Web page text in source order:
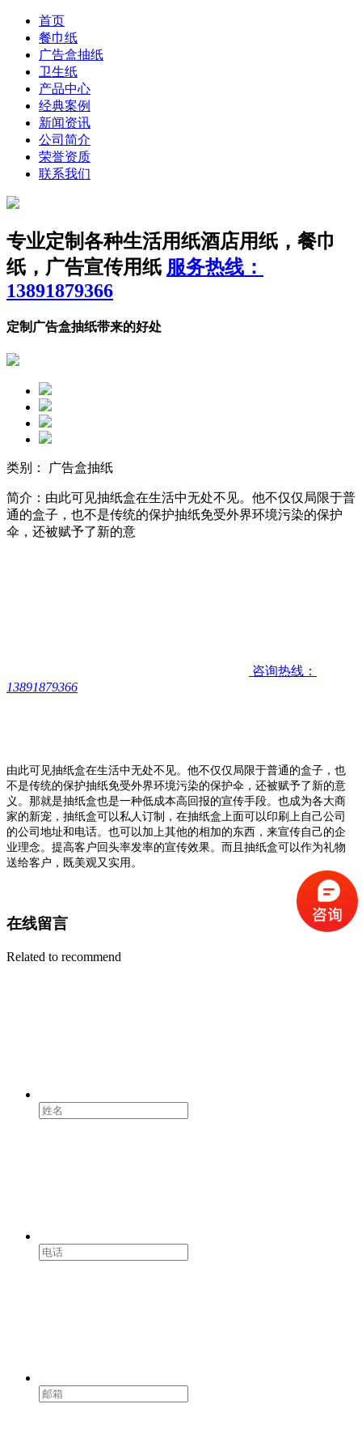
首页
餐巾纸
广告盒抽纸
卫生纸
产品中心
经典案例
新闻资讯
公司简介
荣誉资质
联系我们
专业定制各种生活用纸酒店用纸，餐巾
纸，广告宣传用纸 服务热线：
13891879366
定制广告盒抽纸带来的好处
类别： 广告盒抽纸
简介：由此可见抽纸盒在生活中无处不见。他不仅仅局限于普
通的盒子，也不是传统的保护抽纸免受外界环境污染的保护
伞，还被赋予了新的意
咨询热线：
13891879366
由此可见抽纸盒在生活中无处不见。他不仅仅局限于普通的盒子，也
不是传统的保护抽纸免受外界环境污染的保护伞，还被赋予了新的意
义。那就是抽纸盒也是一种低成本高回报的宣传手段。也成为各大商
家的新宠，抽纸盒可以私人订制，在抽纸盒上面可以印刷上自己公司
的公司地址和电话。也可以加上其他的相加的东西，来宣传自己的企
业理念。提高客户回头率发率的宣传效果。而且抽纸盒可以作为礼物
送给客户，既美观又实用。
在线留言
Related to recommend